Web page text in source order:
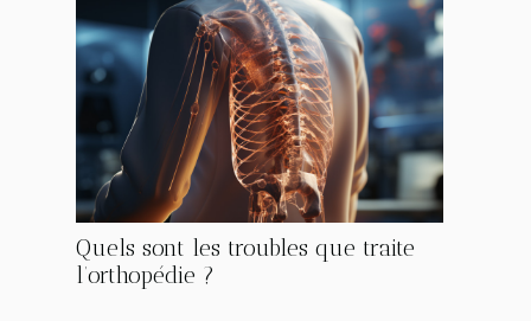
Quels sont les troubles que traite
l’orthopédie ?